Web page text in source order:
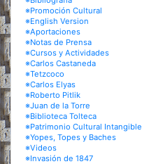
※Promoción Cultural
※English Version
※Aportaciones
※Notas de Prensa
※Cursos y Actividades
※Carlos Castaneda
※Tetzcoco
※Carlos Elyas
※Roberto Pitlik
※Juan de la Torre
※Biblioteca Tolteca
※Patrimonio Cultural Intangible
※Yopes, Topes y Baches
※Videos
※Invasión de 1847